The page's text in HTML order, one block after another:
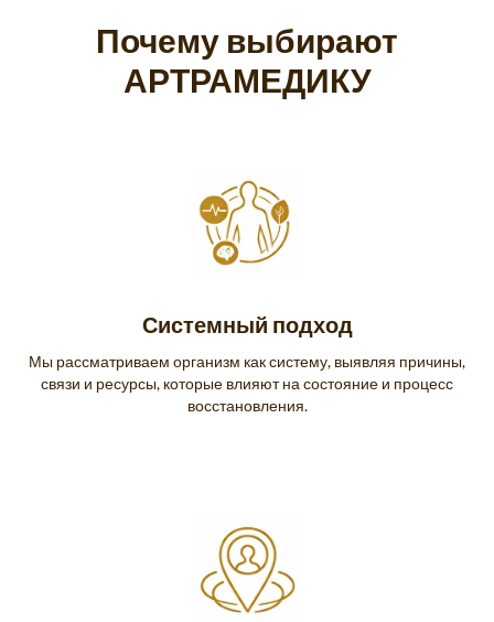
Почему выбирают
АРТРАМЕДИКУ
Системный подход
Мы рассматриваем организм как систему, выявляя причины,
связи и ресурсы, которые влияют на состояние и процесс
восстановления.